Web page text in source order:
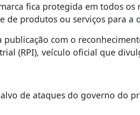
fica protegida em todos os
de produtos ou serviços para
com o
(RPI), veículo oficial que
de ataques do governo do